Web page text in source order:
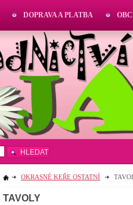
OKRASNÉ KEŘE OSTATNÍ
TAVOLY
DOPRAVA A PLATBA
HLEDAT